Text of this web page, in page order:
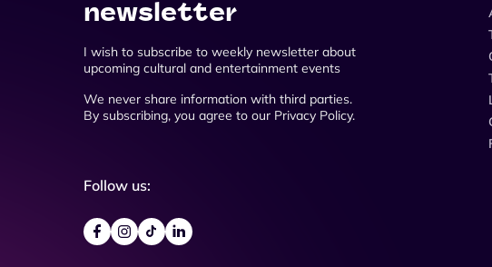
newsletter
I wish to subscribe to weekly newsletter about
upcoming cultural and entertainment events
We never share information with third parties.
By subscribing, you agree to our Privacy Policy.
Follow us: